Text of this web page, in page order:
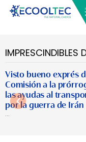
IMPRESCINDIBLES
Visto bueno exprés
Comisión a la
las ayudas al
por la guerra de Irán
...